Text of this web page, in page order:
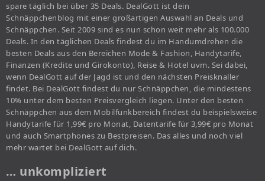
spare täglich bei über 35 Deals. DealGott ist dein
Schnäppchenblog mit einer großartigen Auswahl an Deals und
Schnäppchen. Seit 2009 sind es nun schon weit mehr als 100.000
Deals. In den täglichen Deals findest du im Handumdrehen die
besten Deals aus den Bereichen Mode & Fashion, Handytarife,
Finanzen (Kredite und Girokonto), Reise & Hotel uvm. Sei dabei,
wenn DealGott auf der Jagd ist und den nächsten Preisknaller
findet. Bei DealGott findest du nur Schnäppchen, die mindestens
10% unter dem besten Preisvergleich liegen. Unter den besten
Schnäppchen aus dem Mobilfunkbereich findest du beispielsweise
Handytarife für 1,99€ pro Monat, Datentarife für 3,99€ pro Monat
und auch Smartphones zu Bestpreisen. Das alles und noch viel
mehr wartet bei DealGott auf dich.
… unkompliziert